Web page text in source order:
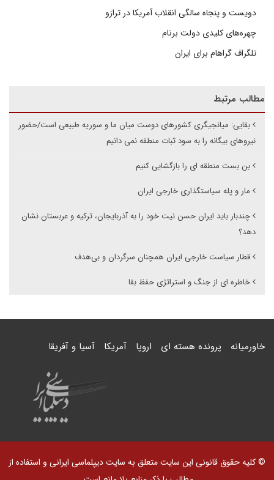
دویست و پنجاه سالگی انقلاب آمریکا در ترازو
چهره‌های کلیدی دولت برنام
تلگراف گراهام برای ایران
مطالب مرتبط
بقایی: میانجیگری کشورهای دوست میان ما و سوریه طبیعی است/حضور
نیروهای بیگانه را به سود ثبات منطقه نمی دانیم
بن بست منطقه ای را بازگشایی کنیم
مار و پله سیاستگذاری خارجی ایران
چندبار باید ایران حسن نیت خود را به آذربایجان، ترکیه و عربستان نشان
دهد؟
قطار سیاست خارجی ایران همچنان سرگردان و بی‌هدف
خاطره ای از جنگ و استراتژی حفظ بقا
خاورمیانه پرونده هسته ای اروپا آمریکا آسیا و آفریقا
© کلیه حقوق قانونی این سایت متعلق به سایت دیپلماسی ایرانی و استفاده از